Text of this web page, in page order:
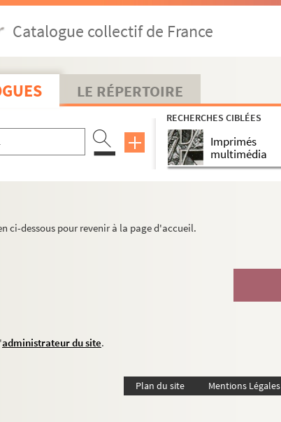
Catalogue collectif de France
LE RÉPERTOIRE
RECHERCHES CIBLÉES
Imprimés
multimédia
ci-dessous pour revenir à la page d'accueil.
administrateur du site.
Plan du site Mentions Légales